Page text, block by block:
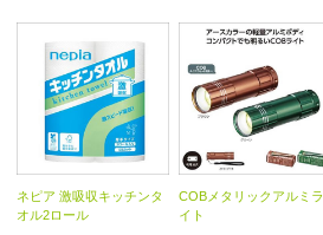
ネピア 激吸収キッチンタ
オル2ロール
COBメタリックアルミラ
イト